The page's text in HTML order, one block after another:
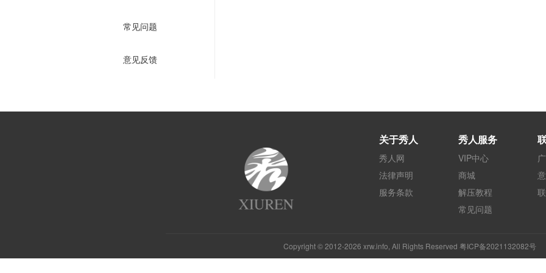
常见问题
意见反馈
关于秀人
秀人网
法律声明
服务条款
秀人服务
VIP中心
商城
解压教程
常见问题
Copyright © 2012-2026 xrw.info, All Rights Reserved 粤ICP备2021132082号